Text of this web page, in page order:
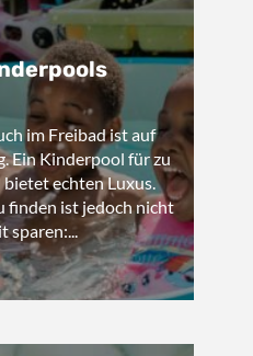
im Freibad ist auf
Ein Kinderpool für zu
echten Luxus.
finden ist jedoch nicht
sparen:...